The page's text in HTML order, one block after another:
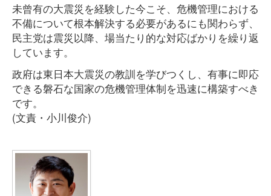
未曾有の大震災を経験した今こそ、危機管理における
不備について根本解決する必要があるにも関わらず、
民主党は震災以降、場当たり的な対応ばかりを繰り返
しています。
政府は東日本大震災の教訓を学びつくし、有事に即応
できる磐石な国家の危機管理体制を迅速に構築すべき
です。
(文責・小川俊介)